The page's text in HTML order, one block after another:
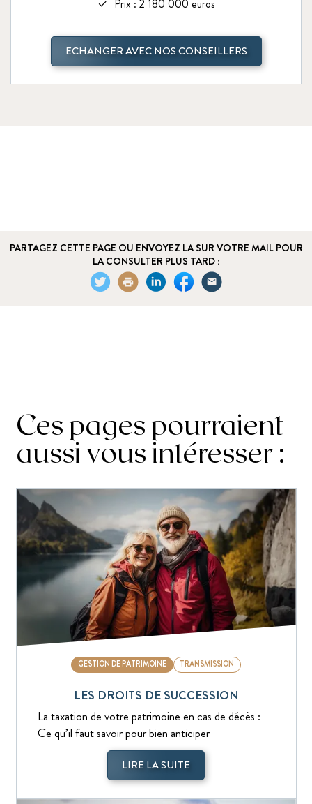
Prix : 2 180 000 euros
ECHANGER AVEC NOS CONSEILLERS
PARTAGEZ CETTE PAGE OU ENVOYEZ LA SUR VOTRE MAIL POUR
LA CONSULTER PLUS TARD :
Ces pages pourraient
aussi vous intéresser :
GESTION DE PATRIMOINE TRANSMISSION
LES DROITS DE SUCCESSION
La taxation de votre patrimoine en cas de décès :
Ce qu’il faut savoir pour bien anticiper
LIRE LA SUITE